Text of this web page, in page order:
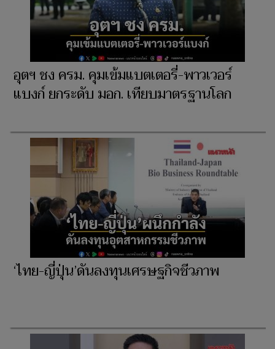
อุตฯ ชง ครม. คุมเข้มแบตเตอรี่-พาวเวอร์
แบงก์ ยกระดับ มอก. เทียบมาตรฐานโลก
‘ไทย-ญี่ปุ่น’ดันลงทุนเศรษฐกิจชีวภาพ